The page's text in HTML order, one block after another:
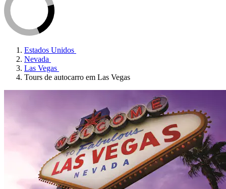
Estados Unidos
Nevada
Las Vegas
Tours de autocarro em Las Vegas